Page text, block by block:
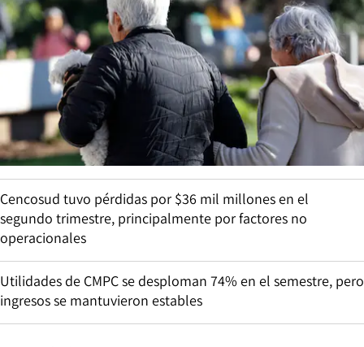
Cencosud tuvo pérdidas por $36 mil millones en el
segundo trimestre, principalmente por factores no
operacionales
Utilidades de CMPC se desploman 74% en el semestre, pero
ingresos se mantuvieron estables